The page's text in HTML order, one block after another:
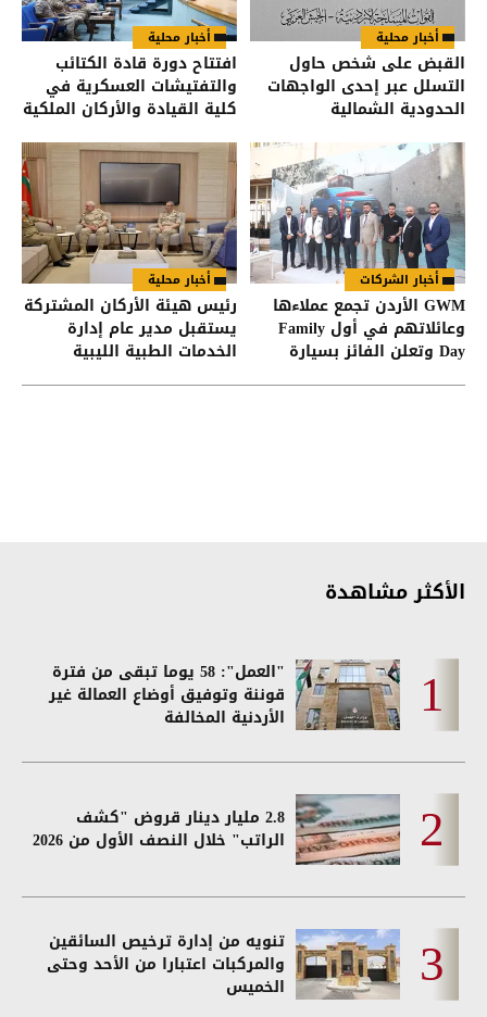
أخبار محلية
القبض على شخص حاول
التسلل عبر إحدى الواجهات
الحدودية الشمالية
أخبار محلية
افتتاح دورة قادة الكتائب
والتفتيشات العسكرية في
كلية القيادة والأركان الملكية
أخبار الشركات
GWM الأردن تجمع عملاءها
وعائلاتهم في أول Family
Day وتعلن الفائز بسيارة
أخبار محلية
رئيس هيئة الأركان المشتركة
يستقبل مدير عام إدارة
الخدمات الطبية الليبية
الأكثر مشاهدة
"العمل": 58 يوما تبقى من فترة
قوننة وتوفيق أوضاع العمالة غير
الأردنية المخالفة
2.8 مليار دينار قروض "كشف
الراتب" خلال النصف الأول من 2026
تنويه من إدارة ترخيص السائقين
والمركبات اعتبارا من الأحد وحتى
الخميس